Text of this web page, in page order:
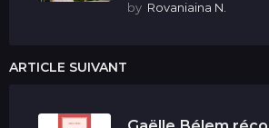
by Rovaniaina N.
ARTICLE SUIVANT